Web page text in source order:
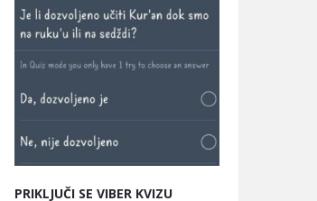
PRIKLJUČI SE VIBER KVIZU